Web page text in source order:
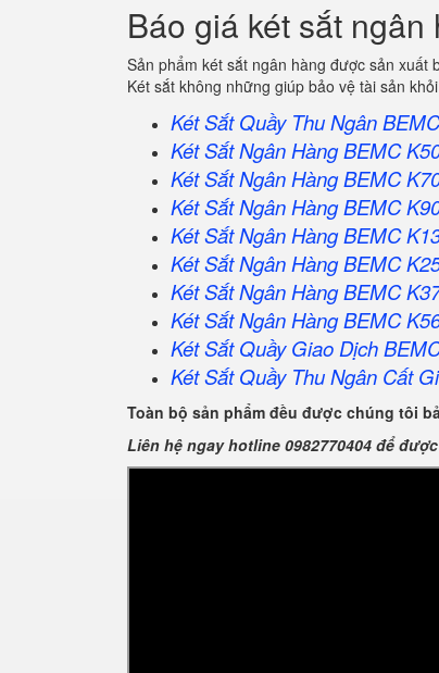
Báo giá két sắt ngân
Sản phẩm két sắt ngân hàng được sản xuất
Két sắt không những giúp bảo vệ tài sản
Két Sắt Quầy Thu Ngân
Két Sắt Ngân Hàng BEMC
Két Sắt Ngân Hàng BEMC
Két Sắt Ngân Hàng BEMC
Két Sắt Ngân Hàng BEMC
Két Sắt Ngân Hàng BEMC
Két Sắt Ngân Hàng BEMC
Két Sắt Ngân Hàng BEMC
Két Sắt Quầy Giao Dịch
Két Sắt Quầy Thu Ngân Cất
Toàn bộ sản phẩm đều được chúng tôi
Liên hệ ngay hotline 0982770404 để